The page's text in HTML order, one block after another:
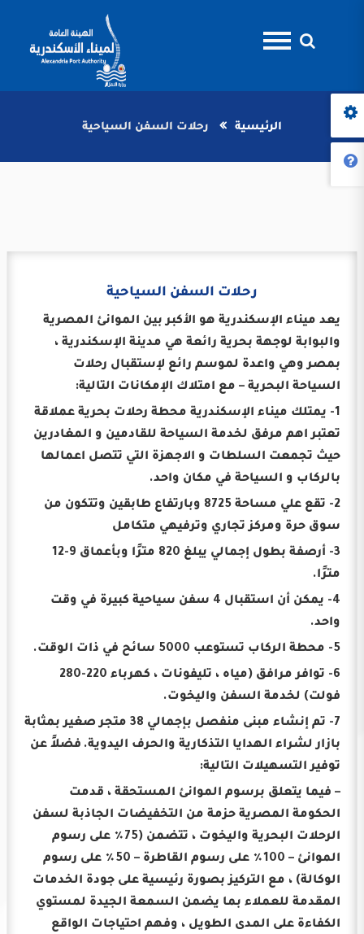
الرئيسية رحلات السفن السياحية
رحلات السفن السياحية
يعد ميناء الإسكندرية هو الأكبر بين الموانئ المصرية
والبوابة لوجهة بحرية رائعة هي مدينة الإسكندرية ،
بمصر وهي واعدة لموسم رائع لإستقبال رحلات
السياحة البحرية – مع امتلاك الإمكانات التالية:
1- يمتلك ميناء الإسكندرية محطة رحلات بحرية عملاقة
تعتبر اهم مرفق لخدمة السياحة للقادمين و المغادرين
حيث تجمعت السلطات و الاجهزة التي تتصل اعمالها
بالركاب و السياحة في مكان واحد.
2- تقع علي مساحة 8725 وبارتفاع طابقين وتتكون من
سوق حرة ومركز تجاري وترفيهي متكامل
3- أرصفة بطول إجمالي يبلغ 820 مترًا وبأعماق 9-12
مترًا.
4- يمكن أن استقبال 4 سفن سياحية كبيرة في وقت
واحد.
5- محطة الركاب تستوعب 5000 سائح في ذات الوقت.
6- توافر مرافق (مياه ، تليفونات ، كهرباء 220-280
فولت) لخدمة السفن واليخوت.
7- تم إنشاء مبنى منفصل بإجمالي 38 متجر صغير بمثابة
بازار لشراء الهدايا التذكارية والحرف اليدوية. فضلاً عن
توفير التسهيلات التالية:
– فيما يتعلق برسوم الموانئ المستحقة ، قدمت
الحكومة المصرية حزمة من التخفيضات الجاذبة لسفن
الرحلات البحرية واليخوت ، تتضمن (75٪ على رسوم
الموانئ – 100٪ على رسوم القاطرة – 50٪ على رسوم
الوكالة) ، مع التركيز بصورة رئيسية على جودة الخدمات
المقدمة للعملاء بما يضمن السمعة الجيدة لمستوي
الكفاءة على المدى الطويل ، وفهم احتياجات الواقع